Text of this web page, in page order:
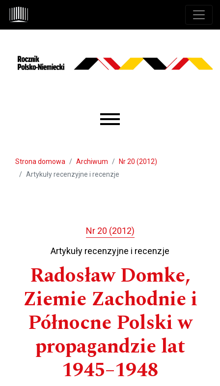
Przejdź do głównego menu
Przejdź do sekcji głównej
Przejdź do stopki
Strona domowa Archiwum
Nr 20 (2012)
Artykuły recenzyjne i recenzje
Nr 20 (2012)
Artykuły recenzyjne i recenzje
Radosław Domke,
Ziemie Zachodnie i
Północne Polski w
propagandzie lat
1945–1948